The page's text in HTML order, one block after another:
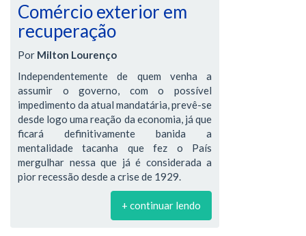
Comércio exterior em
recuperação
Por Milton Lourenço
Independentemente de quem venha a
assumir o governo, com o possível
impedimento da atual mandatária, prevê-se
desde logo uma reação da economia, já que
ficará definitivamente banida a
mentalidade tacanha que fez o País
mergulhar nessa que já é considerada a
pior recessão desde a crise de 1929.
+ continuar lendo